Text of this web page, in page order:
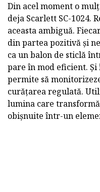
Din acel moment o
deja Scarlett SC-1024.
aceasta ambiguă.
din partea pozitivă și
ca un balon de sticlă
pare în mod eficient.
permite să
curățarea regulată.
lumina care
obișnuite într-un